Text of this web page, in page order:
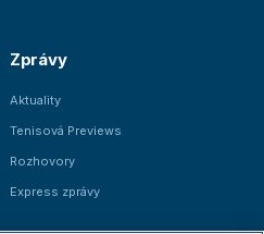
Zprávy
Aktuality
Tenisová Previews
Rozhovory
Express zprávy